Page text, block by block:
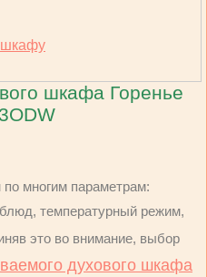
шкафу
шкафа Горенье
многим параметрам:
блюд, температурный режим,
это во внимание, выбор
духового шкафа